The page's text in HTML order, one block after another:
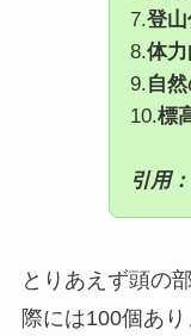
7.登
8.体
9.自
10.標
引用
とりあえず頭の
際には100個あ